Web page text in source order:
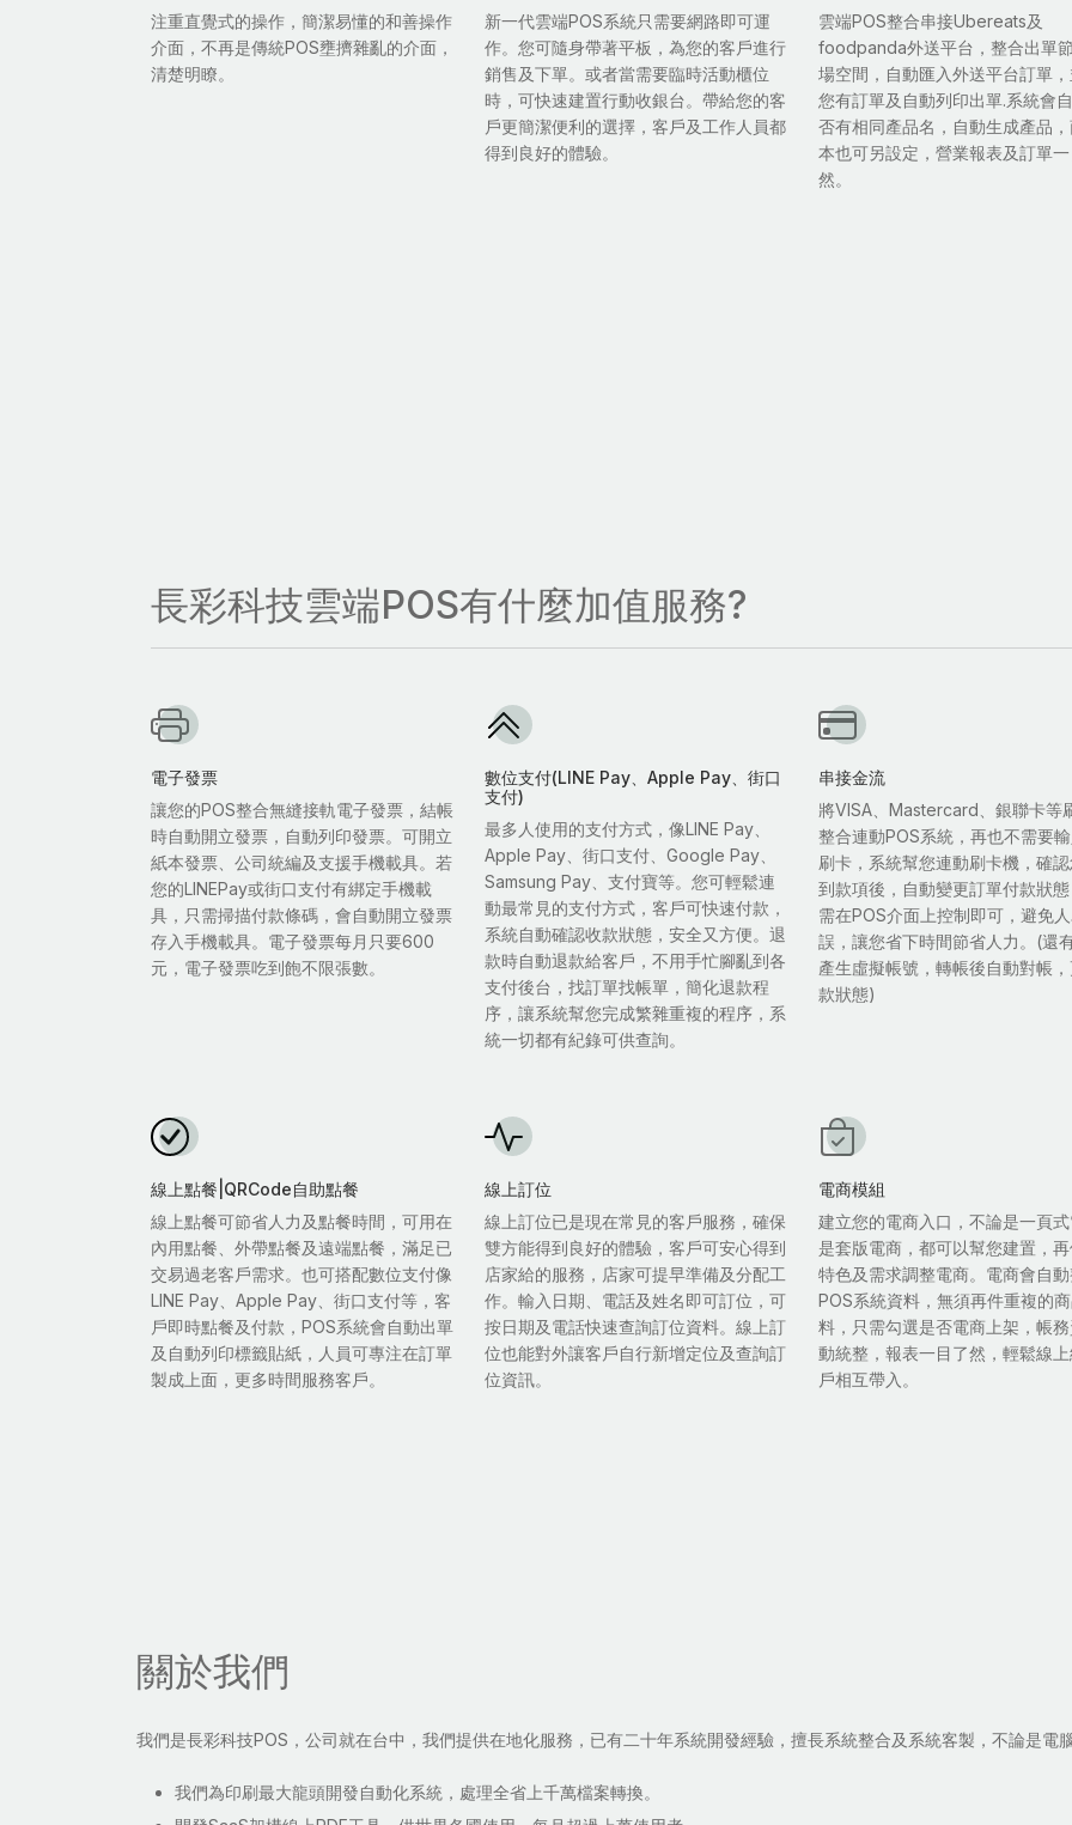
注重直覺式的操作，簡潔易懂的和善操作
介面，不再是傳統POS壅擠雜亂的介面，
清楚明瞭。
新一代雲端POS系統只需要網路即可運
作。您可隨身帶著平板，為您的客戶進行
銷售及下單。或者當需要臨時活動櫃位
時，可快速建置行動收銀台。帶給您的客
戶更簡潔便利的選擇，客戶及工作人員都
得到良好的體驗。
雲端POS整合串接Ubereats及
foodpanda外送平台，整合出單
場空間，自動匯入外送平台訂單
您有訂單及自動列印出單.系統會
否有相同產品名，自動生成產品
本也可另設定，營業報表及訂單
然。
長彩科技雲端POS有什麼加值服務?
電子發票
讓您的POS整合無縫接軌電子發票，結帳
時自動開立發票，自動列印發票。可開立
紙本發票、公司統編及支援手機載具。若
您的LINEPay或街口支付有綁定手機載
具，只需掃描付款條碼，會自動開立發票
存入手機載具。電子發票每月只要600
元，電子發票吃到飽不限張數。
數位支付(LINE Pay、Apple Pay、街口
支付)
最多人使用的支付方式，像LINE Pay、
Apple Pay、街口支付、Google Pay、
Samsung Pay、支付寶等。您可輕鬆連
動最常見的支付方式，客戶可快速付款，
系統自動確認收款狀態，安全又方便。退
款時自動退款給客戶，不用手忙腳亂到各
支付後台，找訂單找帳單，簡化退款程
序，讓系統幫您完成繁雜重複的程序，系
統一切都有紀錄可供查詢。
串接金流
將VISA、Mastercard、銀聯卡等
整合連動POS系統，再也不需要
刷卡，系統幫您連動刷卡機，確
到款項後，自動變更訂單付款狀
需在POS介面上控制即可，避免
誤，讓您省下時間節省人力。(還
產生虛擬帳號，轉帳後自動對帳
款狀態)
線上點餐|QRCode自助點餐
線上點餐可節省人力及點餐時間，可用在
內用點餐、外帶點餐及遠端點餐，滿足已
交易過老客戶需求。也可搭配數位支付像
LINE Pay、Apple Pay、街口支付等，客
戶即時點餐及付款，POS系統會自動出單
及自動列印標籤貼紙，人員可專注在訂單
製成上面，更多時間服務客戶。
線上訂位
線上訂位已是現在常見的客戶服務，確保
雙方能得到良好的體驗，客戶可安心得到
店家給的服務，店家可提早準備及分配工
作。輸入日期、電話及姓名即可訂位，可
按日期及電話快速查詢訂位資料。線上訂
位也能對外讓客戶自行新增定位及查詢訂
位資訊。
電商模組
建立您的電商入口，不論是一頁
是套版電商，都可以幫您建置，
特色及需求調整電商。電商會自
POS系統資料，無須再件重複的
料，只需勾選是否電商上架，帳
動統整，報表一目了然，輕鬆線
戶相互帶入。
關於我們
我們是長彩科技POS，公司就在台中，我們提供在地化服務，已有二十年系統開發經驗，擅長系統整合及系統客製，不論是電
我們為印刷最大龍頭開發自動化系統，處理全省上千萬檔案轉換。